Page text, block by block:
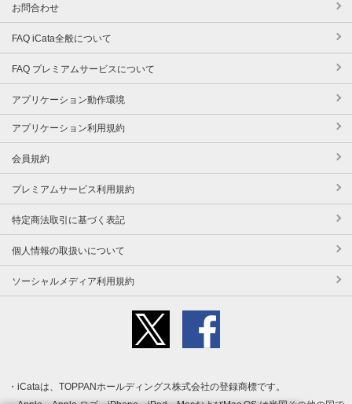
お問合わせ
FAQ iCata全般について
FAQ プレミアムサービスについて
アプリケーション動作環境
アプリケーション利用規約
会員規約
プレミアムサービス利用規約
特定商法取引に基づく表記
個人情報の取扱いについて
ソーシャルメディア利用規約
iCataは、TOPPANホールディングス株式会社の登録商標です。